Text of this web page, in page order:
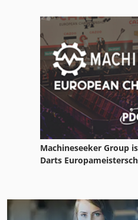
Machineseeker Group
Darts